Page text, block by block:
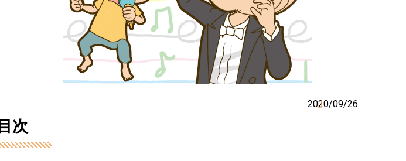
2020/09/26
目次